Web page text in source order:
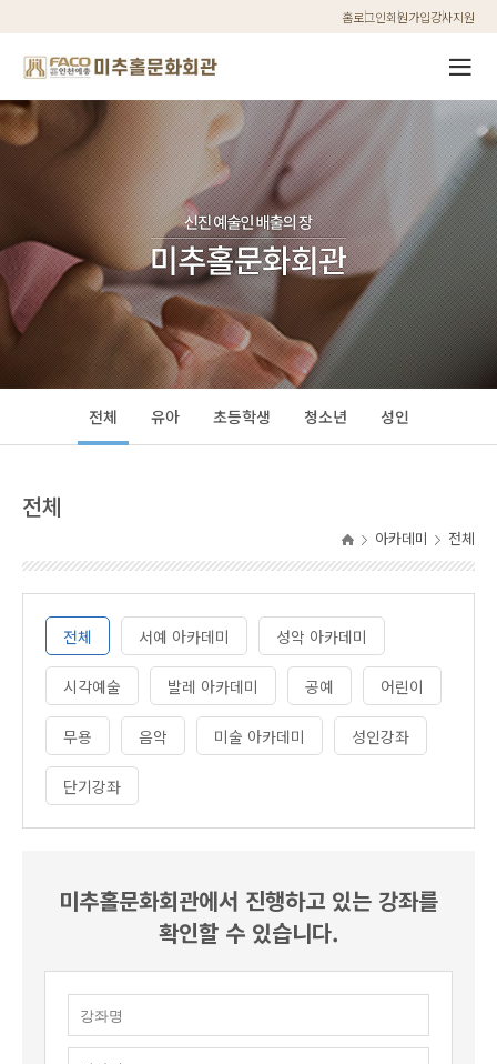
홈로그인회원가입강사지원
전체 유아 초등학생 청소년 성인
전체
아카데미 전체
전체 서예 아카데미 성악 아카데미
시각예술 발레 아카데미 공예 어린이
무용 음악 미술 아카데미 성인강좌
단기강좌
미추홀문화회관에서 진행하고 있는 강좌를
확인할 수 있습니다.